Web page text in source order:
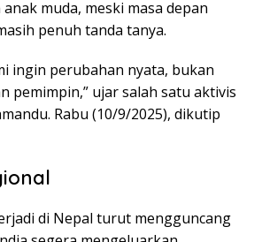
muda, meski masa depan
penuh tanda tanya.
ingin perubahan nyata, bukan
pemimpin,” ujar salah satu aktivis
Rabu (10/9/2025), dikutip
di Nepal turut mengguncang